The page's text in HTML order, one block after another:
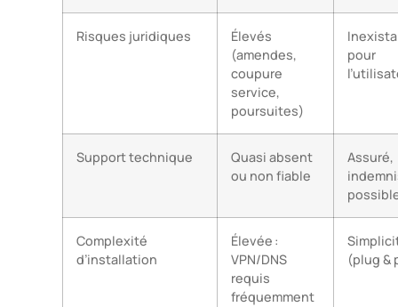
Risques juridiques
Élevés
(amendes,
coupure
service,
poursuites)
pour
Support technique
Quasi absent
ou non fiable
Assuré,
Complexité
d’installation
Élevée :
VPN/DNS
requis
fréquemment
(plug &